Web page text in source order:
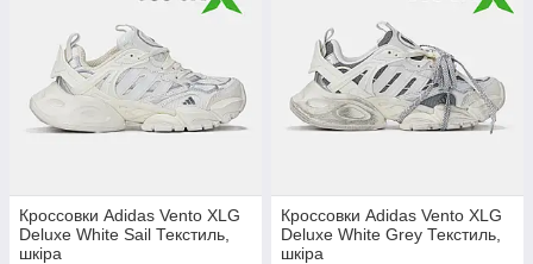
Кроссовки Adidas Vento XLG
Deluxe White Sail Текстиль,
шкіра
Кроссовки Adidas Vento XLG
Deluxe White Grey Текстиль,
шкіра